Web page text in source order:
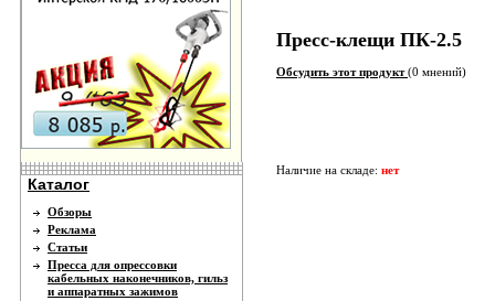
Каталог
Обзоры
Реклама
Статьи
Пресса для опрессовки
кабельных наконечников, гильз
и аппаратных зажимов
Пресс-клещи ПК-2.5
Обсудить этот продукт(0 мнений)
Наличие на складе: нет